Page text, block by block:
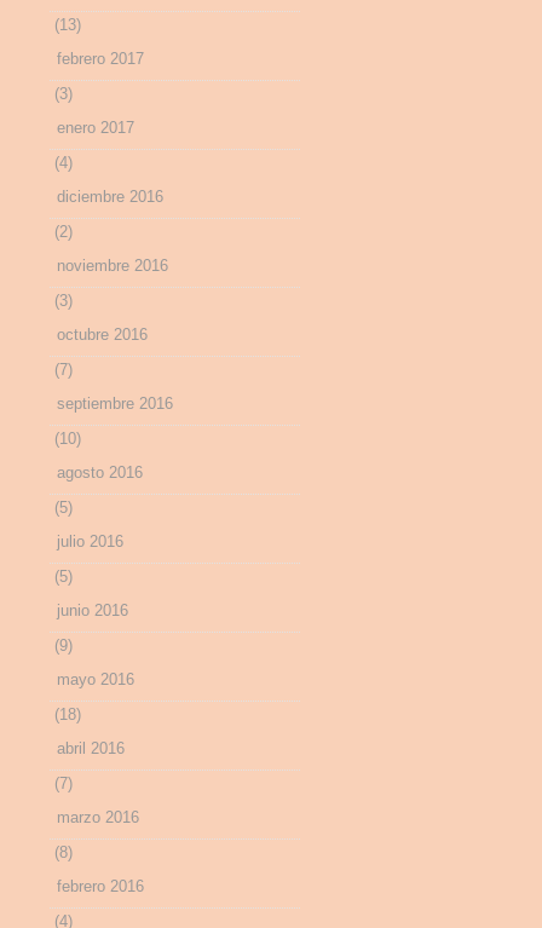
(13)
febrero 2017
(3)
enero 2017
(4)
diciembre 2016
(2)
noviembre 2016
(3)
octubre 2016
(7)
septiembre 2016
(10)
agosto 2016
(5)
julio 2016
(5)
junio 2016
(9)
mayo 2016
(18)
abril 2016
(7)
marzo 2016
(8)
febrero 2016
(4)